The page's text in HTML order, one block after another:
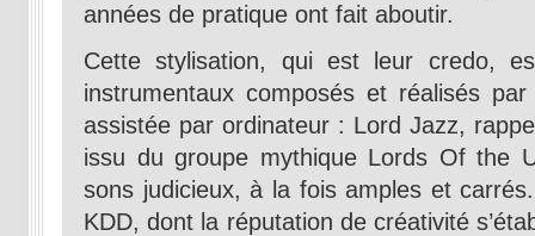
années de pratique ont fait aboutir.
Cette stylisation, qui est leur credo,
instrumentaux composés et réalisés
assistée par ordinateur : Lord Jazz,
issu du groupe mythique Lords Of the
sons judicieux, à la fois amples et
KDD, dont la réputation de créativité